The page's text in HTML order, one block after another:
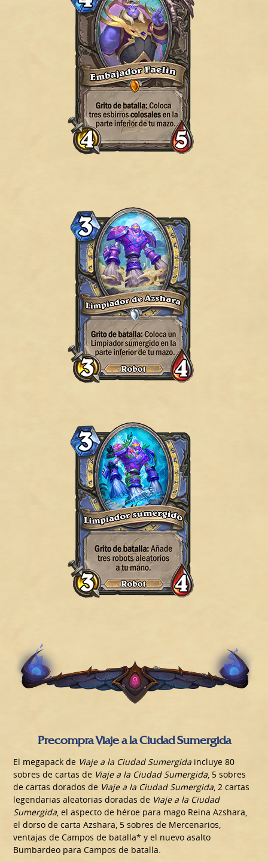
Precompra Viaje a la Ciudad Sumergida
El megapack de Viaje a la Ciudad Sumergida incluye 80
sobres de cartas de Viaje a la Ciudad Sumergida, 5 sobres
de cartas dorados de Viaje a la Ciudad Sumergida, 2 cartas
legendarias aleatorias doradas de Viaje a la Ciudad
Sumergida, el aspecto de héroe para mago Reina Azshara,
el dorso de carta Azshara, 5 sobres de Mercenarios,
ventajas de Campos de batalla* y el nuevo asalto
Bumbardeo para Campos de batalla.